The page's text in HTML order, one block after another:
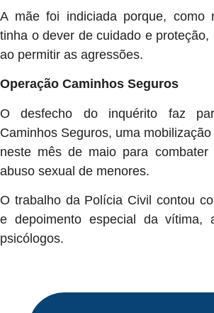
A mãe foi indiciada porque, como
tinha o dever de cuidado e
ao permitir as agressões.
Operação Caminhos Seguros
O desfecho do inquérito faz
Caminhos Seguros, uma
neste mês de maio para
abuso sexual de menores.
O trabalho da Polícia Civil contou
e depoimento especial da vítima,
psicólogos.